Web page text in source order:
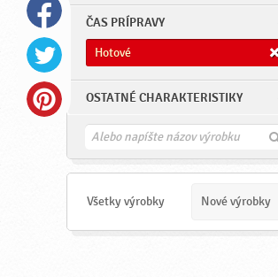
ČAS PRÍPRAVY
Hotové
OSTATNÉ CHARAKTERISTIKY
H
a
Všetky výrobky Nové výrobky